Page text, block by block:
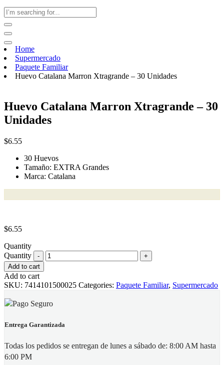
Home
Supermercado
Paquete Familiar
Huevo Catalana Marron Xtragrande – 30 Unidades
Huevo Catalana Marron Xtragrande – 30
Unidades
$6.55
30 Huevos
Tamaño: EXTRA Grandes
Marca: Catalana
$6.55
Quantity
Quantity
Add to cart
Add to cart
SKU: 7414101500025 Categories: Paquete Familiar, Supermercado
Entrega Garantizada
Todas los pedidos se entregan de lunes a sábado de: 8:00 AM hasta
6:00 PM